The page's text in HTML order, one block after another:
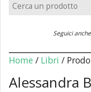
Home
Chi siamo
Seguici
Home/ Libri /
Alessandra